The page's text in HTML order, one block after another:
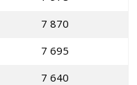
7 870
7 695
7 640